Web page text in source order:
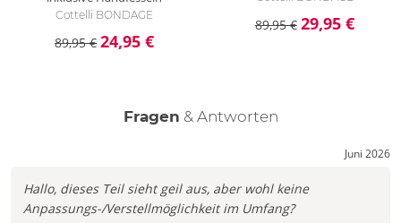
Cottelli BONDAGE
89,95 € 24,95 €
89,95 € 29,95 €
Fragen & Antworten
Juni 2026
Hallo, dieses Teil sieht geil aus, aber wohl keine
Anpassungs-/Verstellmöglichkeit im Umfang?